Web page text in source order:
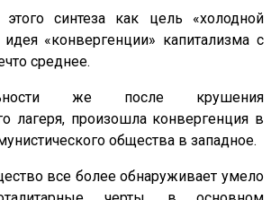
синтеза как цель «холодной
«конвергенции» капитализма с
среднее.
же после крушения
лагеря, произошла конвергенция в
общества в западное.
все более обнаруживает умело